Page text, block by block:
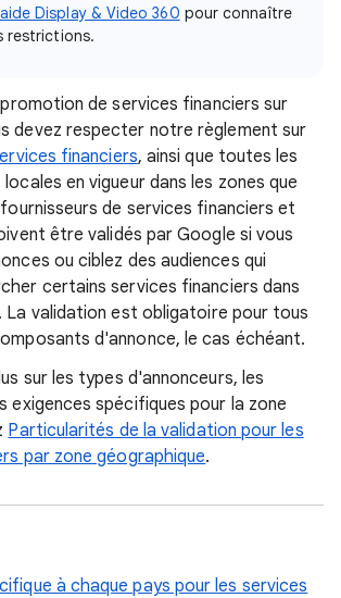
Display & Video 360 pour connaître
restrictions.
de services financiers sur
devez respecter notre règlement sur
financiers, ainsi que toutes les
en vigueur dans les zones que
de services financiers et
être validés par Google si vous
ou ciblez des audiences qui
certains services financiers dans
La validation est obligatoire pour tous
d'annonce, le cas échéant.
sur les types d'annonceurs, les
exigences spécifiques pour la zone
Particularités de la validation pour les
par zone géographique.
à chaque pays pour les services